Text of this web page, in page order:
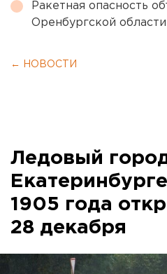
Ракетная опасность
Оренбургской
← НОВОСТИ
Ледовый
1905 года
28 декабря